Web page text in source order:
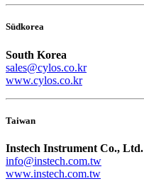
Südkorea
South Korea
sales@cylos.co.kr
www.cylos.co.kr
Taiwan
Instech Instrument Co., Ltd.
info@instech.com.tw
www.instech.com.tw